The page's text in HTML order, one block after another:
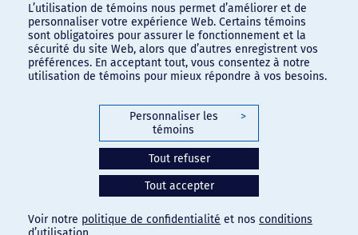
-Conditions d'utilisation
Paramètres des témoins
L’utilisation de témoins nous permet d’améliorer et de
personnaliser votre expérience Web. Certains témoins
sont obligatoires pour assurer le fonctionnement et la
sécurité du site Web, alors que d’autres enregistrent vos
préférences. En acceptant tout, vous consentez à notre
utilisation de témoins pour mieux répondre à vos besoins.
Personnaliser les
témoins
>
Tout refuser
Tout accepter
Voir notre politique de confidentialité et nos conditions